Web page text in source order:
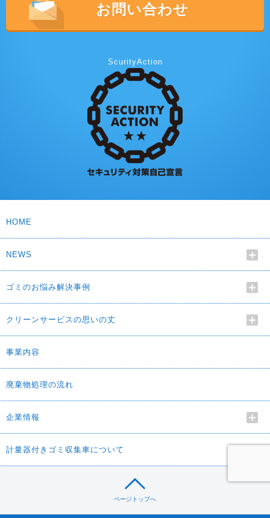
お問い合わせ
ScurityAction
HOME
NEWS
ゴミのお悩み解決事例
クリーンサービスの思いの丈
事業内容
廃棄物処理の流れ
企業情報
計量器付きゴミ収集車について
ページトップへ